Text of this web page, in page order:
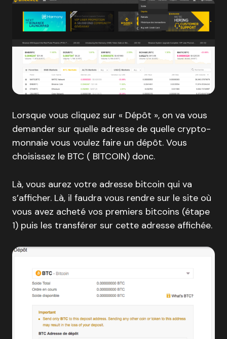
Lorsque vous cliquez sur « Dépôt », on va vous
demander sur quelle adresse de quelle crypto-
monnaie vous voulez faire un dépôt. Vous
choisissez le BTC ( BITCOIN) donc.
Là, vous aurez votre adresse bitcoin qui va
s’afficher. Là, il faudra vous rendre sur le site où
vous avez acheté vos premiers bitcoins (étape
1) puis les transférer sur cette adresse affichée.